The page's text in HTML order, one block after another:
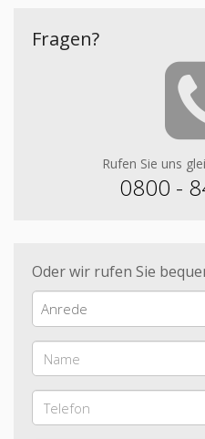
Fragen?
Rufen Sie uns
0800 -
Oder wir rufen Sie
Anrede